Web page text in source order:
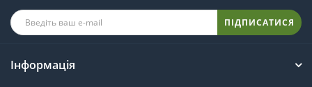
ПІДПИСАТИСЯ
Інформація